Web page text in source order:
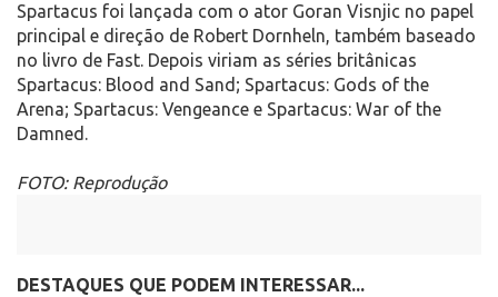
Spartacus foi lançada com o ator Goran Visnjic no papel
principal e direção de Robert Dornheln, também baseado
no livro de Fast. Depois viriam as séries britânicas
Spartacus: Blood and Sand; Spartacus: Gods of the
Arena; Spartacus: Vengeance e Spartacus: War of the
Damned.
FOTO: Reprodução
DESTAQUES QUE PODEM INTERESSAR...